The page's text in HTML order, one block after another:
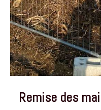
Remise des